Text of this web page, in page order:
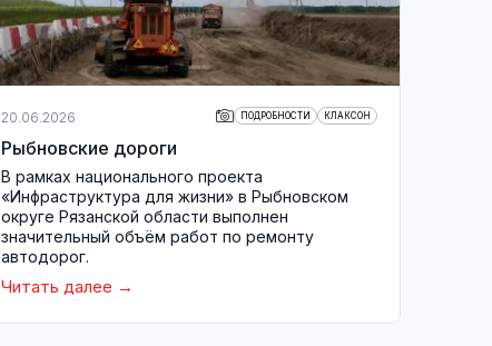
20.06.2026 ПОДРОБНОСТИ КЛАКСОН
Рыбновские дороги
В рамках национального проекта
«Инфраструктура для жизни» в Рыбновском
округе Рязанской области выполнен
значительный объём работ по ремонту
автодорог.
Читать далее